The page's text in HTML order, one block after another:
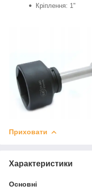
Кріплення: 1"
Приховати
Характеристики
Основні